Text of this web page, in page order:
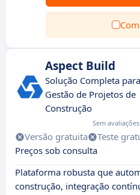
Aspect Build
Solução Completa para
Gestão de Projetos de
Construção
Sem
Versão gratuita Teste
Preços sob consulta
Plataforma robusta que
construção, integração